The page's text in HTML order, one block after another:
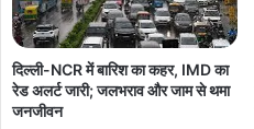
दिल्ली-NCR में बारिश का कहर, IMD का
रेड अलर्ट जारी; जलभराव और जाम से थमा
जनजीवन